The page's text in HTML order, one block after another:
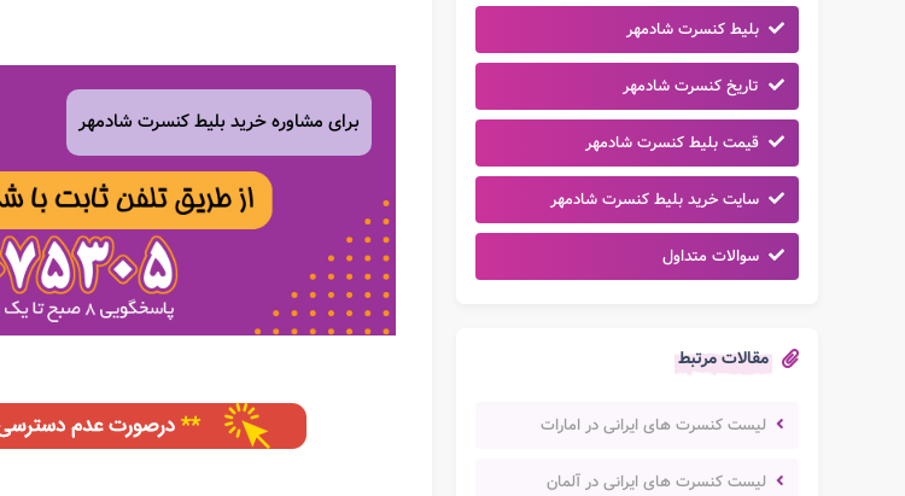
بلیط کنسرت شادمهر
تاریخ کنسرت شادمهر
قیمت بلیط کنسرت شادمهر
سایت خرید بلیط کنسرت شادمهر
سوالات متداول
مقالات مرتبط
لیست کنسرت های ایرانی در امارات
لیست کنسرت های ایرانی در آلمان
برای مشاوره خرید بلیط کنسرت شادمهر